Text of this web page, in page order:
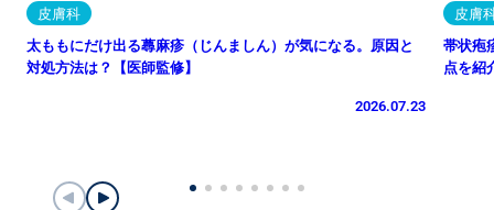
皮膚科
太ももにだけ出る蕁麻疹（じんましん）が気になる。原因と
対処方法は？【医師監修】
2026.07.23
皮膚
帯状疱
点を紹